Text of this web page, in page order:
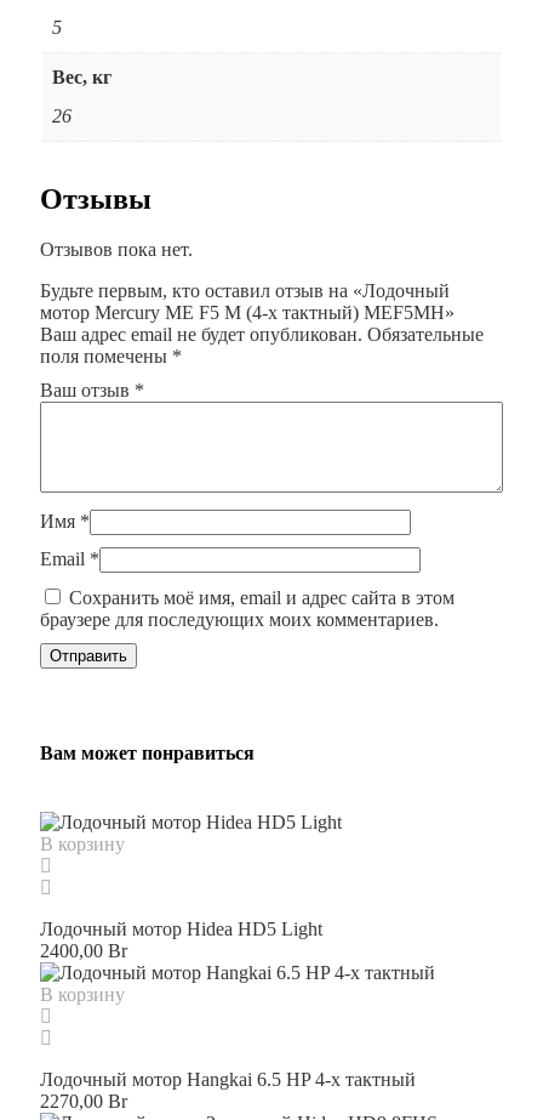
5
Вес, кг
26
Отзывы
Отзывов пока нет.
Будьте первым, кто оставил отзыв на «Лодочный
мотор Mercury ME F5 M (4-х тактный) MEF5MH»
Ваш адрес email не будет опубликован. Обязательные
поля помечены *
Ваш отзыв *
Имя *
Email *
Сохранить моё имя, email и адрес сайта в этом
браузере для последующих моих комментариев.
Вам может понравиться
В корзину
Лодочный мотор Hidea HD5 Light
2400,00 Br
В корзину
Лодочный мотор Hangkai 6.5 HP 4-х тактный
2270,00 Br